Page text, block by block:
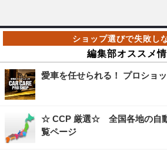
編集部オススメ
愛車を任せられる！ プロショ
☆ CCP 厳選☆ 全国各地の自
覧ページ